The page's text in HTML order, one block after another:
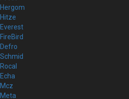
Hergom
Hitze
Everest
FireBird
Defro
Schmid
Rocal
Echa
Mcz
Meta